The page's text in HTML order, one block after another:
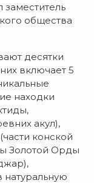
общества
десятки
включает 5
находки
акул),
конской
Золотой Орды
натуральную